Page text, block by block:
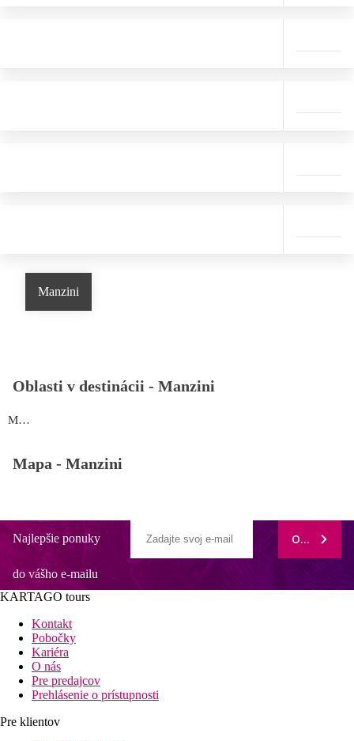
Manzini
Oblasti v destinácii - Manzini
Manzini
Mapa - Manzini
Najlepšie ponuky
do vášho e-mailu
ODOBERAŤ
KARTAGO tours
Kontakt
Pobočky
Kariéra
O nás
Pre predajcov
Prehlásenie o prístupnosti
Pre klientov